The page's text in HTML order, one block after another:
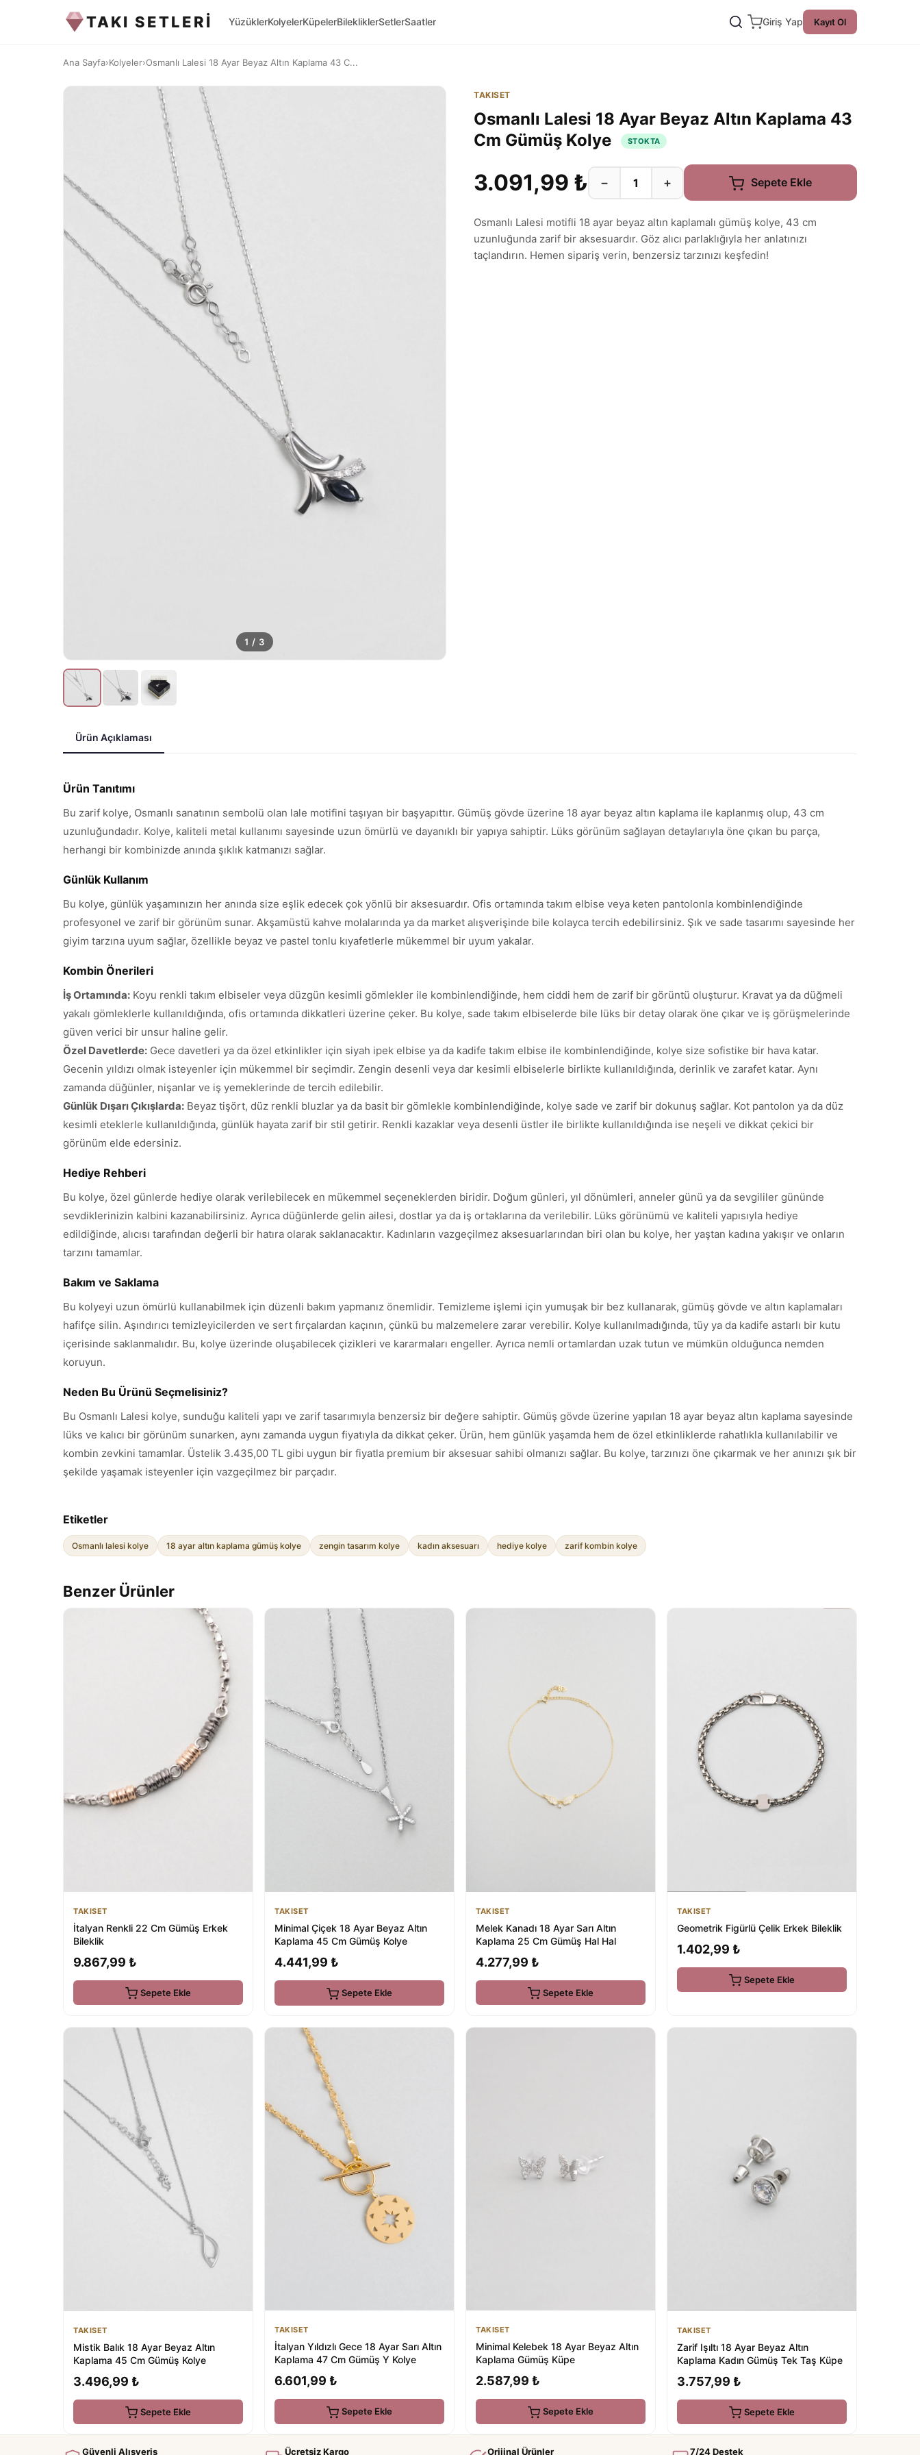
TAKI SETLERİ YüzüklerKolyelerKüpelerBilekliklerSetlerSaatler Giriş Yap Kayıt Ol
Ana Sayfa›Kolyeler›Osmanlı Lalesi 18 Ayar Beyaz Altın Kaplama 43 C...
1 / 3
TAKISET
Osmanlı Lalesi 18 Ayar Beyaz Altın Kaplama 43
Cm Gümüş Kolye
STOKTA
3.091,99 ₺ − + Sepete Ekle
Osmanlı Lalesi motifli 18 ayar beyaz altın kaplamalı gümüş kolye, 43 cm
uzunluğunda zarif bir aksesuardır. Göz alıcı parlaklığıyla her anlatınızı
taçlandırın. Hemen sipariş verin, benzersiz tarzınızı keşfedin!
Ürün Açıklaması
Ürün Tanıtımı
Bu zarif kolye, Osmanlı sanatının sembolü olan lale motifini taşıyan bir başyapıttır. Gümüş gövde üzerine 18 ayar beyaz altın kaplama ile kaplanmış olup, 43 cm
uzunluğundadır. Kolye, kaliteli metal kullanımı sayesinde uzun ömürlü ve dayanıklı bir yapıya sahiptir. Lüks görünüm sağlayan detaylarıyla öne çıkan bu parça,
herhangi bir kombinizde anında şıklık katmanızı sağlar.
Günlük Kullanım
Bu kolye, günlük yaşamınızın her anında size eşlik edecek çok yönlü bir aksesuardır. Ofis ortamında takım elbise veya keten pantolonla kombinlendiğinde
profesyonel ve zarif bir görünüm sunar. Akşamüstü kahve molalarında ya da market alışverişinde bile kolayca tercih edebilirsiniz. Şık ve sade tasarımı sayesinde her
giyim tarzına uyum sağlar, özellikle beyaz ve pastel tonlu kıyafetlerle mükemmel bir uyum yakalar.
Kombin Önerileri
İş Ortamında: Koyu renkli takım elbiseler veya düzgün kesimli gömlekler ile kombinlendiğinde, hem ciddi hem de zarif bir görüntü oluşturur. Kravat ya da düğmeli
yakalı gömleklerle kullanıldığında, ofis ortamında dikkatleri üzerine çeker. Bu kolye, sade takım elbiselerde bile lüks bir detay olarak öne çıkar ve iş görüşmelerinde
güven verici bir unsur haline gelir.
Özel Davetlerde: Gece davetleri ya da özel etkinlikler için siyah ipek elbise ya da kadife takım elbise ile kombinlendiğinde, kolye size sofistike bir hava katar.
Gecenin yıldızı olmak isteyenler için mükemmel bir seçimdir. Zengin desenli veya dar kesimli elbiselerle birlikte kullanıldığında, derinlik ve zarafet katar. Aynı
zamanda düğünler, nişanlar ve iş yemeklerinde de tercih edilebilir.
Günlük Dışarı Çıkışlarda: Beyaz tişört, düz renkli bluzlar ya da basit bir gömlekle kombinlendiğinde, kolye sade ve zarif bir dokunuş sağlar. Kot pantolon ya da düz
kesimli eteklerle kullanıldığında, günlük hayata zarif bir stil getirir. Renkli kazaklar veya desenli üstler ile birlikte kullanıldığında ise neşeli ve dikkat çekici bir
görünüm elde edersiniz.
Hediye Rehberi
Bu kolye, özel günlerde hediye olarak verilebilecek en mükemmel seçeneklerden biridir. Doğum günleri, yıl dönümleri, anneler günü ya da sevgililer gününde
sevdiklerinizin kalbini kazanabilirsiniz. Ayrıca düğünlerde gelin ailesi, dostlar ya da iş ortaklarına da verilebilir. Lüks görünümü ve kaliteli yapısıyla hediye
edildiğinde, alıcısı tarafından değerli bir hatıra olarak saklanacaktır. Kadınların vazgeçilmez aksesuarlarından biri olan bu kolye, her yaştan kadına yakışır ve onların
tarzını tamamlar.
Bakım ve Saklama
Bu kolyeyi uzun ömürlü kullanabilmek için düzenli bakım yapmanız önemlidir. Temizleme işlemi için yumuşak bir bez kullanarak, gümüş gövde ve altın kaplamaları
hafifçe silin. Aşındırıcı temizleyicilerden ve sert fırçalardan kaçının, çünkü bu malzemelere zarar verebilir. Kolye kullanılmadığında, tüy ya da kadife astarlı bir kutu
içerisinde saklanmalıdır. Bu, kolye üzerinde oluşabilecek çizikleri ve kararmaları engeller. Ayrıca nemli ortamlardan uzak tutun ve mümkün olduğunca nemden
koruyun.
Neden Bu Ürünü Seçmelisiniz?
Bu Osmanlı Lalesi kolye, sunduğu kaliteli yapı ve zarif tasarımıyla benzersiz bir değere sahiptir. Gümüş gövde üzerine yapılan 18 ayar beyaz altın kaplama sayesinde
lüks ve kalıcı bir görünüm sunarken, aynı zamanda uygun fiyatıyla da dikkat çeker. Ürün, hem günlük yaşamda hem de özel etkinliklerde rahatlıkla kullanılabilir ve
kombin zevkini tamamlar. Üstelik 3.435,00 TL gibi uygun bir fiyatla premium bir aksesuar sahibi olmanızı sağlar. Bu kolye, tarzınızı öne çıkarmak ve her anınızı şık bir
şekilde yaşamak isteyenler için vazgeçilmez bir parçadır.
Etiketler
Osmanlı lalesi kolye 18 ayar altın kaplama gümüş kolye zengin tasarım kolye kadın aksesuarı hediye kolye zarif kombin kolye
Benzer Ürünler
TAKISET
İtalyan Renkli 22 Cm Gümüş Erkek
Bileklik
9.867,99 ₺
Sepete Ekle
TAKISET
Minimal Çiçek 18 Ayar Beyaz Altın
Kaplama 45 Cm Gümüş Kolye
4.441,99 ₺
Sepete Ekle
TAKISET
Melek Kanadı 18 Ayar Sarı Altın
Kaplama 25 Cm Gümüş Hal Hal
4.277,99 ₺
Sepete Ekle
TAKISET
Geometrik Figürlü Çelik Erkek Bileklik
1.402,99 ₺
Sepete Ekle
TAKISET
Mistik Balık 18 Ayar Beyaz Altın
Kaplama 45 Cm Gümüş Kolye
3.496,99 ₺
Sepete Ekle
TAKISET
İtalyan Yıldızlı Gece 18 Ayar Sarı Altın
Kaplama 47 Cm Gümüş Y Kolye
6.601,99 ₺
Sepete Ekle
TAKISET
Minimal Kelebek 18 Ayar Beyaz Altın
Kaplama Gümüş Küpe
2.587,99 ₺
Sepete Ekle
TAKISET
Zarif Işıltı 18 Ayar Beyaz Altın
Kaplama Kadın Gümüş Tek Taş Küpe
3.757,99 ₺
Sepete Ekle
Güvenli Alışveriş Ücretsiz Kargo Orijinal Ürünler 7/24 Destek